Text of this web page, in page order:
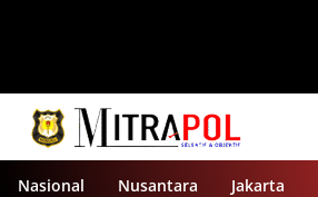
Nasional Nusantara Jakarta